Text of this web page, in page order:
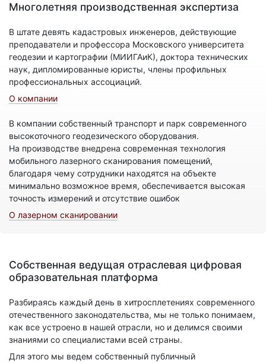
Многолетняя производственная экспертиза
В штате девять кадастровых инженеров, действующие
преподаватели и профессора Московского университета
геодезии и картографии (МИИГАиК), доктора технических
наук, дипломированные юристы, члены профильных
профессиональных ассоциаций.
О компании
В компании собственный транспорт и парк современного
высокоточного геодезического оборудования.
На производстве внедрена современная технология
мобильного лазерного сканирования помещений,
благодаря чему сотрудники находятся на объекте
минимально возможное время, обеспечивается высокая
точность измерений и отсутствие ошибок
О лазерном сканировании
Собственная ведущая отраслевая цифровая
образовательная платформа
Разбираясь каждый день в хитросплетениях современного
отечественного законодательства, мы не только понимаем,
как все устроено в нашей отрасли, но и делимся своими
знаниями со специалистами всей страны.
Для этого мы ведем собственный публичный